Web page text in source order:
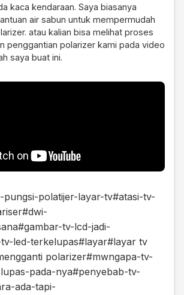
kaca kendaraan. Saya biasanya
air sabun untuk mempermudah
atau kalian bisa melihat proses
penggantian polarizer kami pada video
saya buat ini.
pungsi-polatijer-layar-tv#atasi-tv-
#dwi-
#gambar-tv-lcd-jadi-
led-terkelupas#layar#layar tv
polarizer#mwngapa-tv-
pada-nya#penyebab-tv-
ada-tapi-